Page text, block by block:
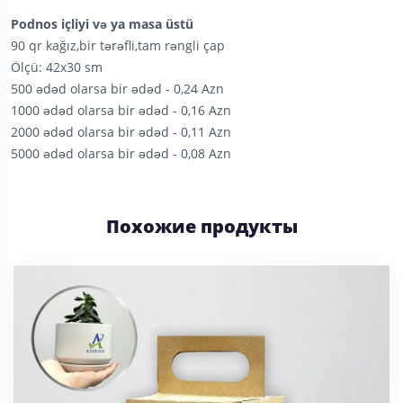
Podnos içliyi və ya masa üstü
90 qr kağız,bir tərəfli,tam rəngli çap
Ölçü: 42x30 sm
500 ədəd olarsa bir ədəd - 0,24 Azn
1000 ədəd olarsa bir ədəd - 0,16 Azn
2000 ədəd olarsa bir ədəd - 0,11 Azn
5000 ədəd olarsa bir ədəd - 0,08 Azn
Похожие продукты